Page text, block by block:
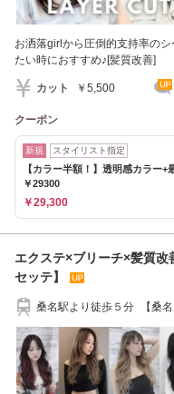
お洒落girlから圧倒的支持率の
たい時におすすめ♪[髪質改善]
カット ￥5,500
クーポン
新規 スタイリスト指定
【カラー半額！】透明感カラー+
￥29300
￥29,300
エクステ×ブリーチ×髪質
セッテ】
桑名駅より徒歩５分 【桑